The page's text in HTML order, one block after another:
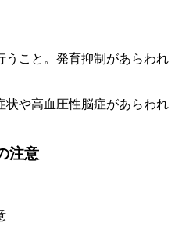
こと。発育抑制があらわれ
や高血圧性脳症があらわれ
注意